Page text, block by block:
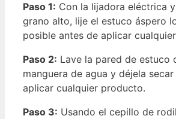
Paso 1: Con la lijadora eléctrica
grano alto, lije el estuco áspero
posible antes de aplicar
Paso 2: Lave la pared de estuco
manguera de agua y déjela
aplicar cualquier producto.
Paso 3: Usando el cepillo de